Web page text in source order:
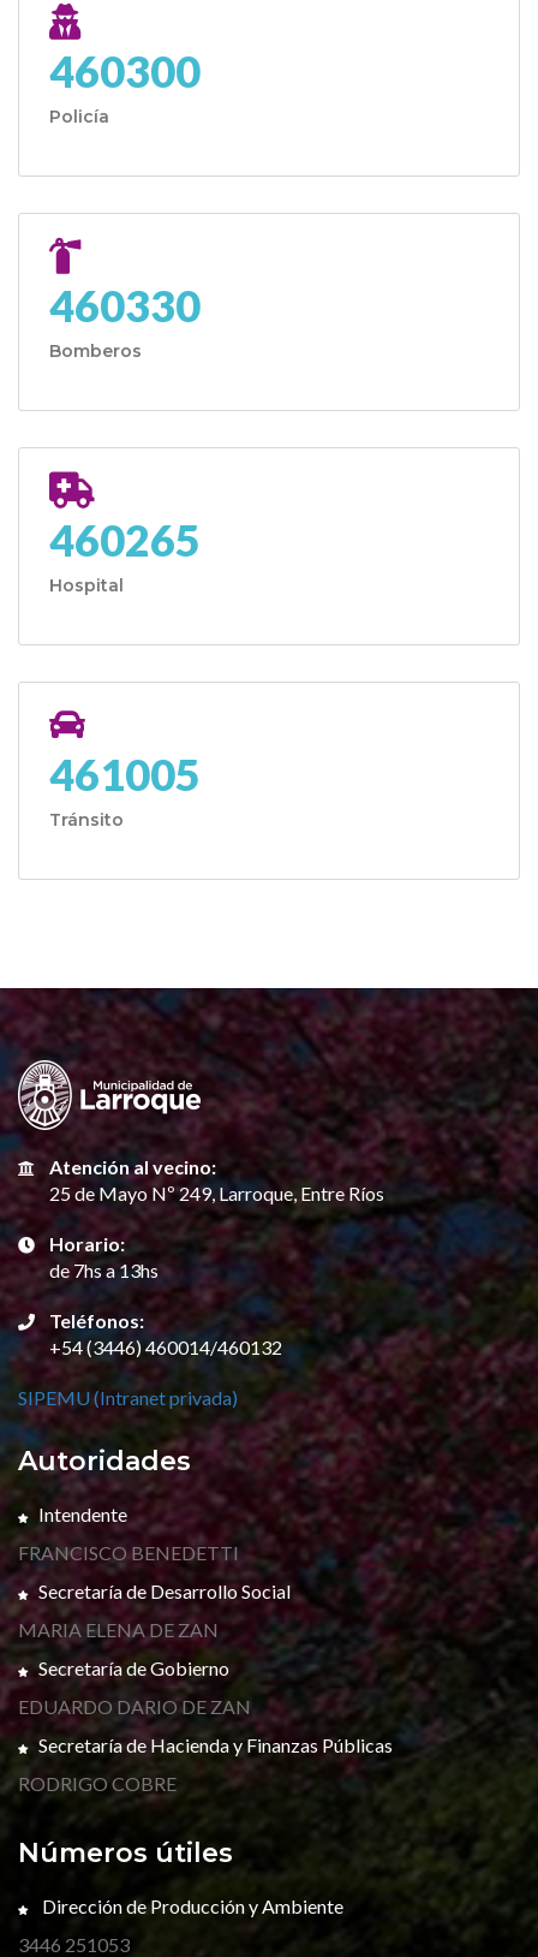
460300
Policía
460330
Bomberos
460265
Hospital
461005
Tránsito
Atención al vecino:
25 de Mayo Nº 249, Larroque, Entre Ríos
Horario:
de 7hs a 13hs
Teléfonos:
+54 (3446) 460014/460132
SIPEMU (Intranet privada)
Autoridades
Intendente
FRANCISCO BENEDETTI
Secretaría de Desarrollo Social
MARIA ELENA DE ZAN
Secretaría de Gobierno
EDUARDO DARIO DE ZAN
Secretaría de Hacienda y Finanzas Públicas
RODRIGO COBRE
Números útiles
Dirección de Producción y Ambiente
3446 251053